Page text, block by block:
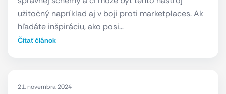
užitočný napríklad aj v boji proti marketplaces. Ak
hľadáte inšpiráciu, ako posi…
Čítať článok
21. novembra 2024